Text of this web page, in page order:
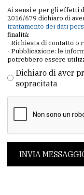
Ai sensi e per gli effetti
2016/679 dichiaro di
trattamento dei dati
finalità:
- Richiesta di contatto o
- Pubblicazione: le
potrebbero essere
Dichiaro di aver
sopracitata
INVIA